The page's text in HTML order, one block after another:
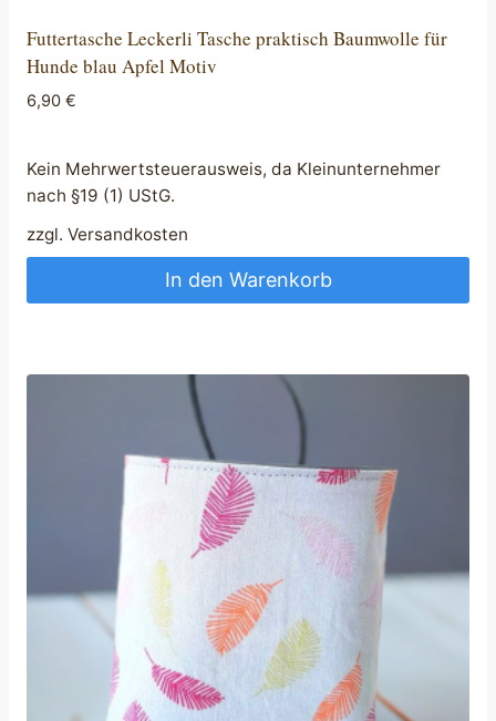
Futtertasche Leckerli Tasche praktisch Baumwolle für
Hunde blau Apfel Motiv
6,90 €
Kein Mehrwertsteuerausweis, da Kleinunternehmer
nach §19 (1) UStG.
zzgl. Versandkosten
In den Warenkorb